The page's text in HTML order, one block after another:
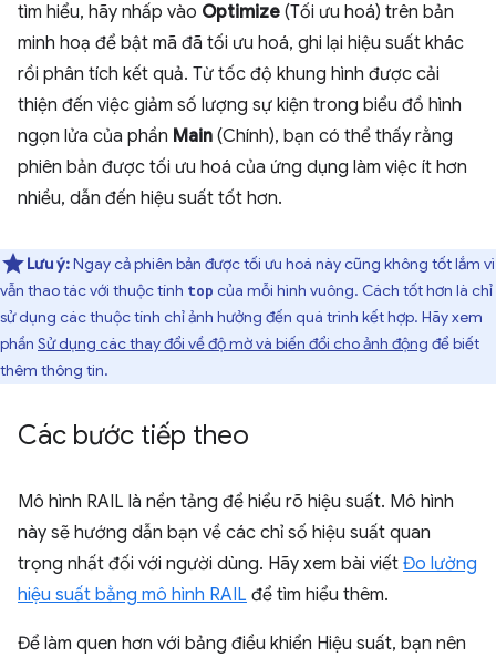
tìm hiểu, hãy nhấp vào Optimize (Tối ưu hoá) trên bản
minh hoạ để bật mã đã tối ưu hoá, ghi lại hiệu suất khác
rồi phân tích kết quả. Từ tốc độ khung hình được cải
thiện đến việc giảm số lượng sự kiện trong biểu đồ hình
ngọn lửa của phần Main (Chính), bạn có thể thấy rằng
phiên bản được tối ưu hoá của ứng dụng làm việc ít hơn
nhiều, dẫn đến hiệu suất tốt hơn.
Lưu ý:Ngay cả phiên bản được tối ưu hoá này cũng không tốt lắm vì
vẫn thao tác với thuộc tính top của mỗi hình vuông. Cách tốt hơn là chỉ
sử dụng các thuộc tính chỉ ảnh hưởng đến quá trình kết hợp. Hãy xem
phần Sử dụng các thay đổi về độ mờ và biến đổi cho ảnh động để biết
thêm thông tin.
Các bước tiếp theo
Mô hình RAIL là nền tảng để hiểu rõ hiệu suất. Mô hình
này sẽ hướng dẫn bạn về các chỉ số hiệu suất quan
trọng nhất đối với người dùng. Hãy xem bài viết Đo lường
hiệu suất bằng mô hình RAIL để tìm hiểu thêm.
Để làm quen hơn với bảng điều khiển Hiệu suất, bạn nên